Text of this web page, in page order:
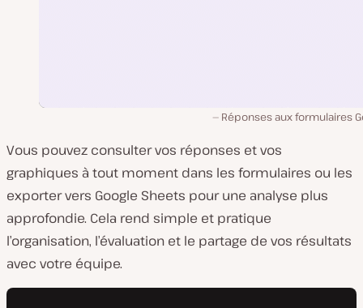
Réponses aux formulaires
Vous pouvez consulter vos réponses et vos
graphiques à tout moment dans les formulaires ou les
exporter vers Google Sheets pour une analyse plus
approfondie. Cela rend simple et pratique
l’organisation, l’évaluation et le partage de vos résultats
avec votre équipe.